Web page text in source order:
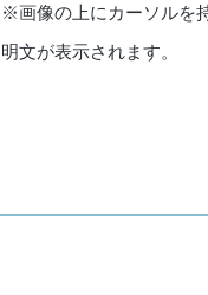
※画像の上にカーソルを
明文が表示されます。